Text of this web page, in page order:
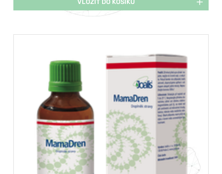
VLOŽIT DO KOŠÍKU